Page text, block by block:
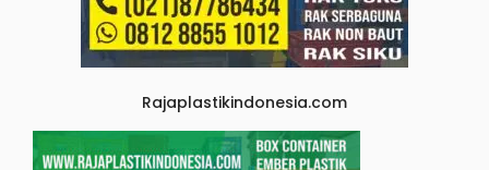
Rajaplastikindonesia.com